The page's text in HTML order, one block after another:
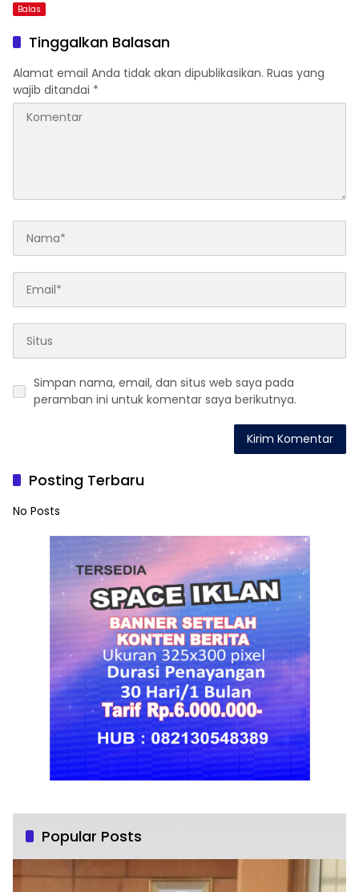
Balas
Tinggalkan Balasan
Alamat email Anda tidak akan dipublikasikan. Ruas yang
wajib ditandai *
Simpan nama, email, dan situs web saya pada
peramban ini untuk komentar saya berikutnya.
Posting Terbaru
No Posts
Popular Posts